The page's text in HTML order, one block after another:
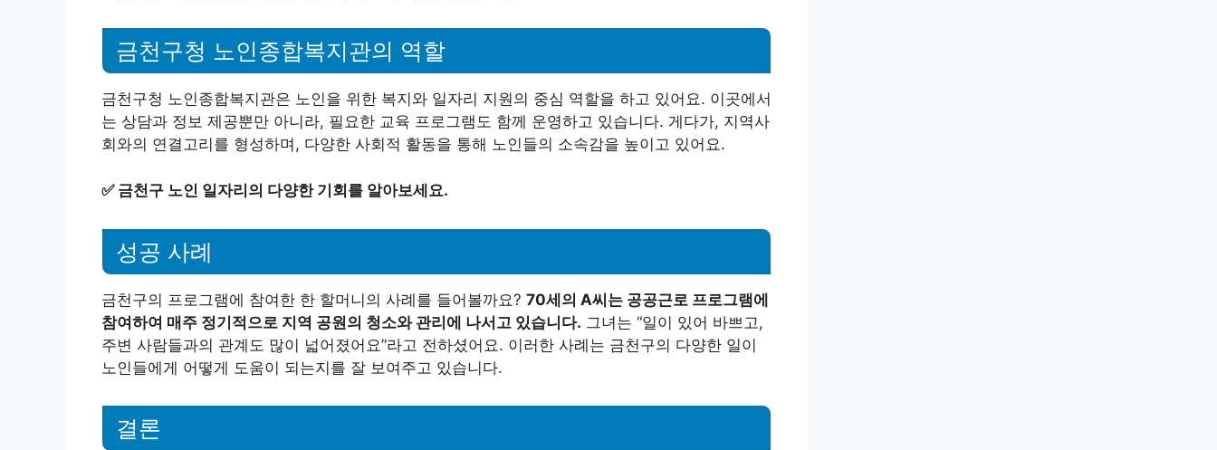
금천구청 노인종합복지관의 역할
금천구청 노인종합복지관은 노인을 위한 복지와 일자리 지원의 중심 역할을 하고 있어요. 이곳에서
는 상담과 정보 제공뿐만 아니라, 필요한 교육 프로그램도 함께 운영하고 있습니다. 게다가, 지역사
회와의 연결고리를 형성하며, 다양한 사회적 활동을 통해 노인들의 소속감을 높이고 있어요.
✅ 금천구 노인 일자리의 다양한 기회를 알아보세요.
성공 사례
금천구의 프로그램에 참여한 한 할머니의 사례를 들어볼까요? 70세의 A씨는 공공근로 프로그램에
참여하여 매주 정기적으로 지역 공원의 청소와 관리에 나서고 있습니다. 그녀는 “일이 있어 바쁘고,
주변 사람들과의 관계도 많이 넓어졌어요”라고 전하셨어요. 이러한 사례는 금천구의 다양한 일이
노인들에게 어떻게 도움이 되는지를 잘 보여주고 있습니다.
결론